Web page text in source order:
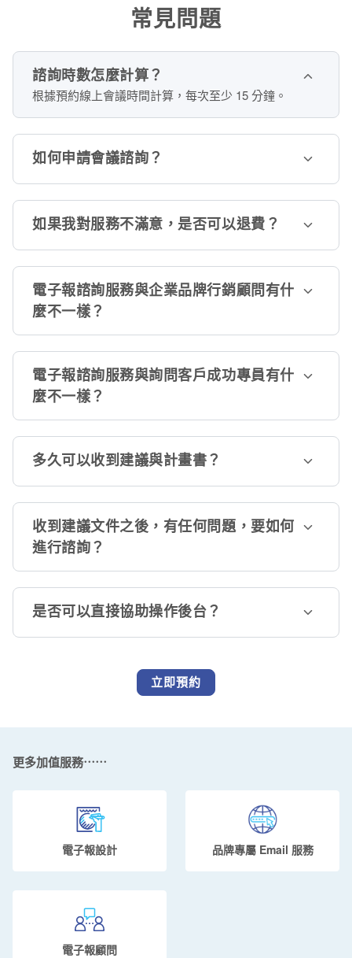
常見問題
諮詢時數怎麼計算？
根據預約線上會議時間計算，每次至少 15 分鐘。
如何申請會議諮詢？
如果我對服務不滿意，是否可以退費？
電子報諮詢服務與企業品牌行銷顧問有什
麼不一樣？
電子報諮詢服務與詢問客戶成功專員有什
麼不一樣？
多久可以收到建議與計畫書？
收到建議文件之後，有任何問題，要如何
進行諮詢？
是否可以直接協助操作後台？
立即預約
更多加值服務⋯⋯
電子報設計 品牌專屬 Email 服務
電子報顧問